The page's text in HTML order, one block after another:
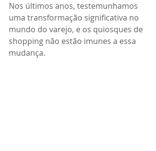
Nos últimos anos, testemunhamos
uma transformação significativa no
mundo do varejo, e os quiosques de
shopping não estão imunes a essa
mudança.